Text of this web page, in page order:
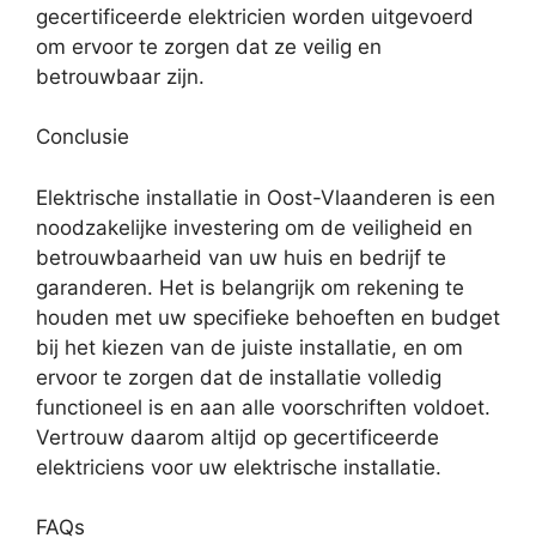
gecertificeerde elektricien worden uitgevoerd
om ervoor te zorgen dat ze veilig en
betrouwbaar zijn.
Conclusie
Elektrische installatie in Oost-Vlaanderen is een
noodzakelijke investering om de veiligheid en
betrouwbaarheid van uw huis en bedrijf te
garanderen. Het is belangrijk om rekening te
houden met uw specifieke behoeften en budget
bij het kiezen van de juiste installatie, en om
ervoor te zorgen dat de installatie volledig
functioneel is en aan alle voorschriften voldoet.
Vertrouw daarom altijd op gecertificeerde
elektriciens voor uw elektrische installatie.
FAQs